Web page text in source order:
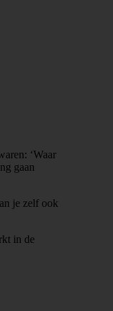
‘Waar
gaan
je zelf ook
in de